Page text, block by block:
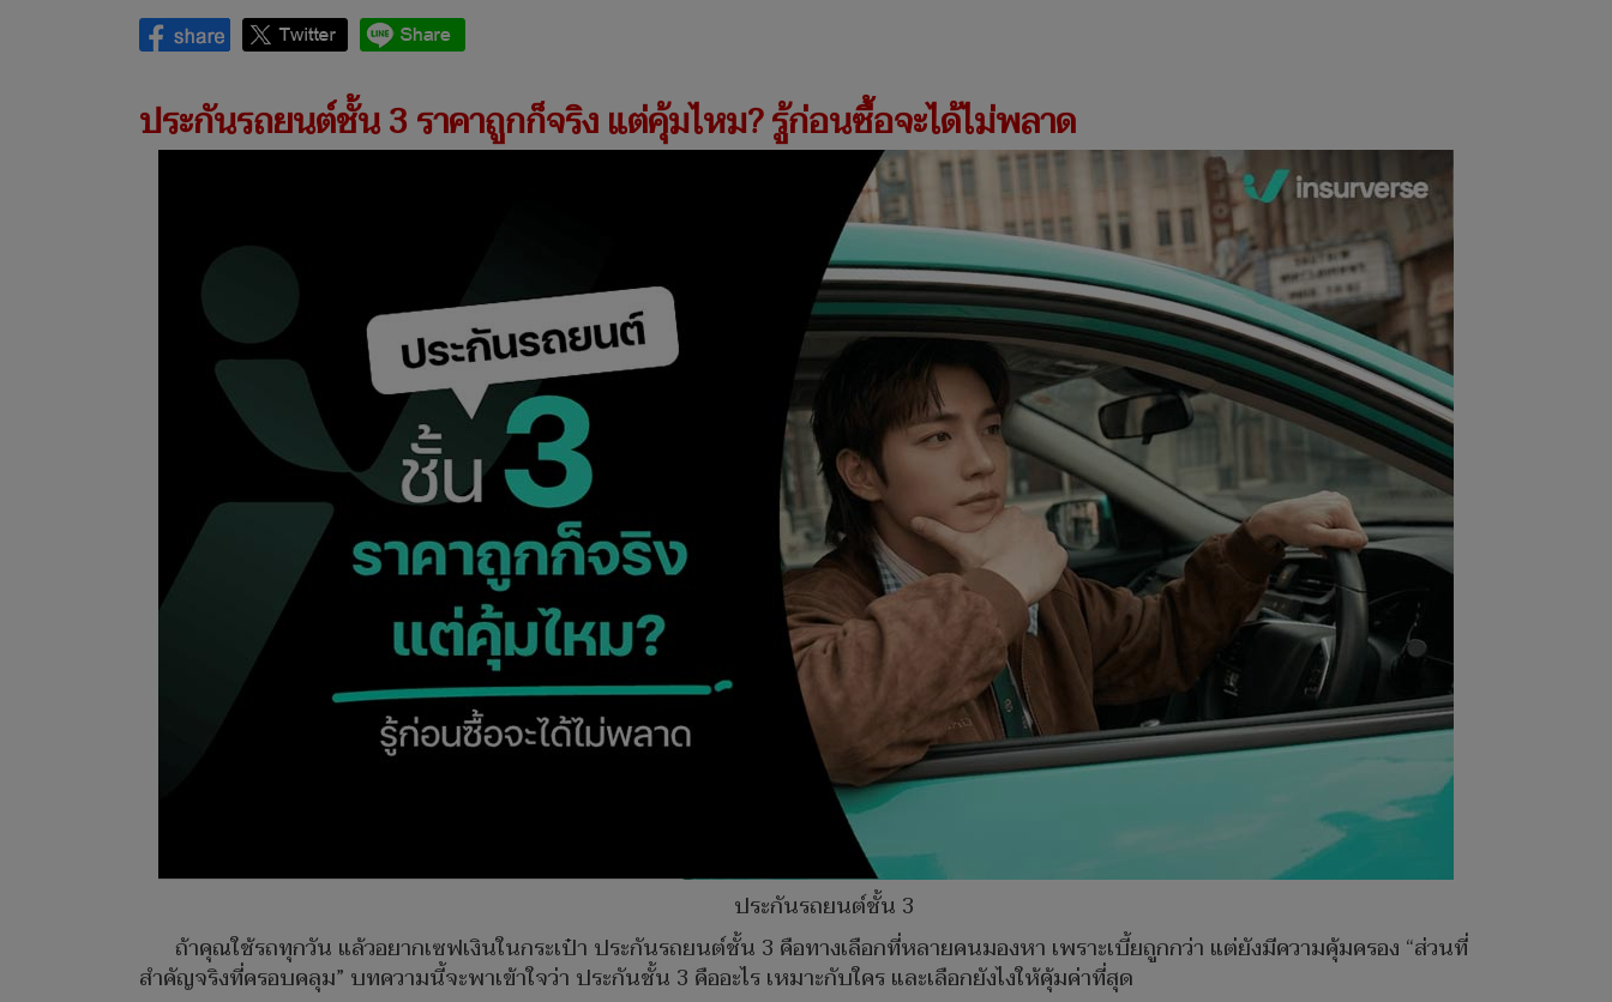
ประกันรถยนต์ชั้น 3 ราคาถูกก็จริง แต่คุ้มไหม? รู้ก่อนซื้อจะได้ไม่พลาด
ประกันรถยนต์ชั้น 3
ถ้าคุณใช้รถทุกวัน แล้วอยากเซฟเงินในกระเป๋า ประกันรถยนต์ชั้น 3 คือทางเลือกที่หลายคนมองหา เพราะเบี้ยถูกกว่า แต่ยังมีความคุ้มครอง “ส่วนที่
สำคัญจริงที่ครอบคลุม” บทความนี้จะพาเข้าใจว่า ประกันชั้น 3 คืออะไร เหมาะกับใคร และเลือกยังไงให้คุ้มค่าที่สุด